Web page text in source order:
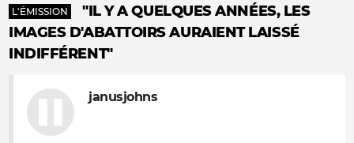
L'ÉMISSION
"IL Y A QUELQUES ANNÉES, LES
IMAGES D'ABATTOIRS AURAIENT LAISSÉ
INDIFFÉRENT"
janusjohns